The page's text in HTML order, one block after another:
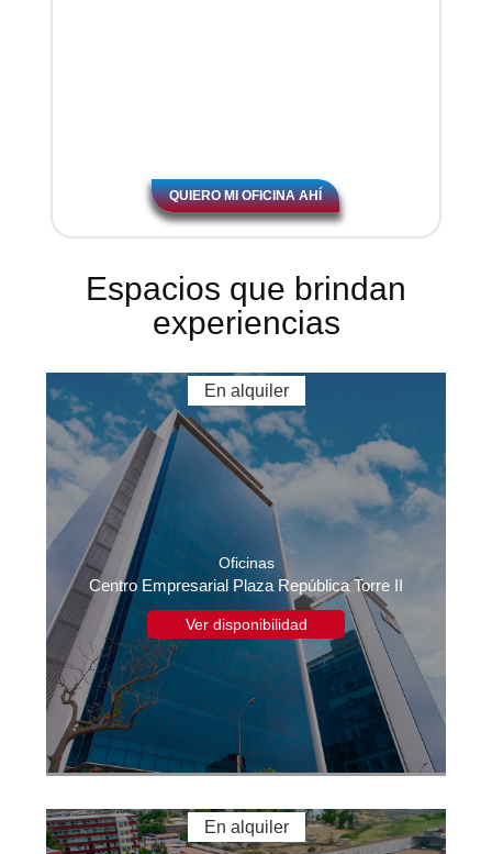
QUIERO MI OFICINA AHÍ
Espacios que brindan
experiencias
En alquiler
Oficinas
Centro Empresarial Plaza República Torre II
Ver disponibilidad
En alquiler